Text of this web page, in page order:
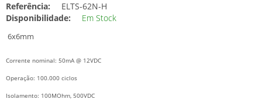
Referência:
ELTS-62N-H
Disponibilidade:
Em Stock
6x6mm
Corrente nominal: 50mA @ 12VDC
Operação: 100.000 ciclos
Isolamento: 100MOhm, 500VDC